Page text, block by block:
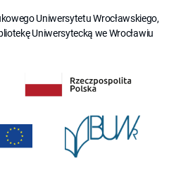
Uniwersytetu Wrocławskiego,
Uniwersytecką we Wrocławiu